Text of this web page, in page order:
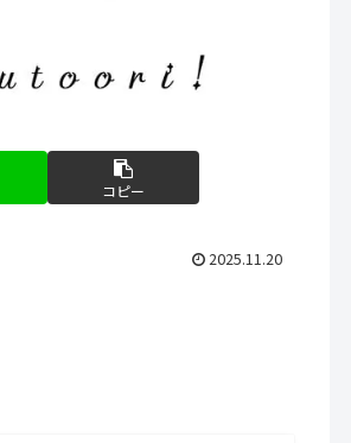
コピー
2025.11.20